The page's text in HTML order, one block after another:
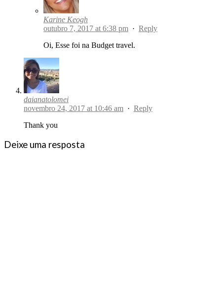
Karine Keogh
outubro 7, 2017 at 6:38 pm · Reply
Oi, Esse foi na Budget travel.
daianatolomei
novembro 24, 2017 at 10:46 am · Reply
Thank you
Deixe uma resposta